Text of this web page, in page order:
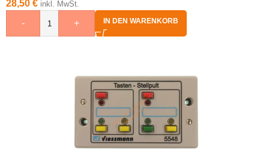
28,50 € inkl. MwSt.
- + IN DEN WARENKORB